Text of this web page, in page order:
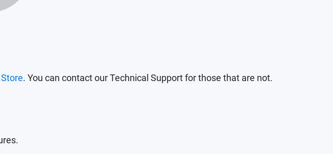
. You can contact our Technical Support for those that are not.